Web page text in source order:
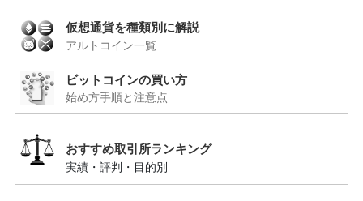
仮想通貨を種類別に解説
アルトコイン一覧
ビットコインの買い方
始め方手順と注意点
おすすめ取引所ランキング
実績・評判・目的別